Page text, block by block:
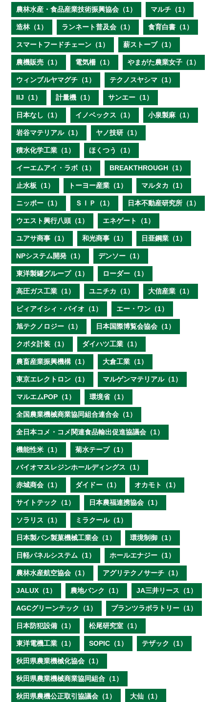
農林水産・食品産業技術振興協会（1） マルチ（1）
造林（1） ランネート普及会（1） 食育白書（1）
スマートフードチェーン（1） 薪ストーブ（1）
農機販売（1） 電気柵（1） やまがた農業女子（1）
ウィンブルヤマグチ（1） テクノスヤシマ（1）
IIJ（1） 計量機（1） サンエー（1）
日本なし（1） イノベックス（1） 小泉製麻（1）
岩谷マテリアル（1） ヤノ技研（1）
積水化学工業（1） ほくつう（1）
イーエムアイ・ラボ（1） BREAKTHROUGH（1）
止水板（1） トーヨー産業（1） マルタカ（1）
ニッポー（1） ＳＩＰ（1） 日本不動産研究所（1）
ウエスト興行八頭（1） エネゲート（1）
ユアサ商事（1） 和光商事（1） 日亜鋼業（1）
NPシステム開発（1） デンソー（1）
東洋製罐グループ（1） ローダー（1）
高圧ガス工業（1） ユニチカ（1） 大信産業（1）
ピィアイシィ・バイオ（1） エー・ワン（1）
旭テクノロジー（1） 日本国際博覧会協会（1）
クボタ計装（1） ダイハツ工業（1）
農畜産業振興機構（1） 大倉工業（1）
東京エレクトロン（1） マルゲンマテリアル（1）
マルエムPOP（1） 環境省（1）
全国農業機械商業協同組合連合会（1）
全日本コメ・コメ関連食品輸出促進協議会（1）
機能性米（1） 菊水テープ（1）
バイオマスレジンホールディングス（1）
赤城商会（1） ダイドー（1） オカモト（1）
サイトテック（1） 日本農福連携協会（1）
ソラリス（1） ミラクール（1）
日本製パン製菓機械工業会（1） 環境制御（1）
日軽パネルシステム（1） ホールエナジー（1）
農林水産航空協会（1） アグリテクノサーチ（1）
JALUX（1） 農地バンク（1） JA三井リース（1）
AGCグリーンテック（1） プランツラボラトリー（1）
日本防犯設備（1） 松尾研究室（1）
東洋電機工業（1） SOPIC（1） テザック（1）
秋田県農業機械化協会（1）
秋田県農業機械商業協同組合（1）
秋田県農機公正取引協議会（1） 大仙（1）